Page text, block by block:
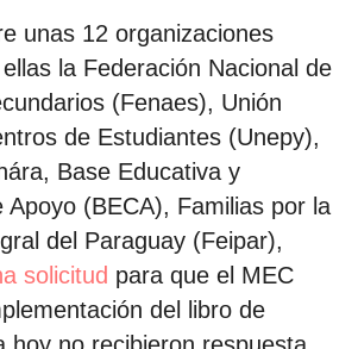
unas 12 organizaciones
la Federación Nacional de
(Fenaes), Unión
de Estudiantes (Unepy),
Base Educativa y
Apoyo (BECA), Familias por la
del Paraguay (Feipar),
solicitud para que el MEC
del libro de